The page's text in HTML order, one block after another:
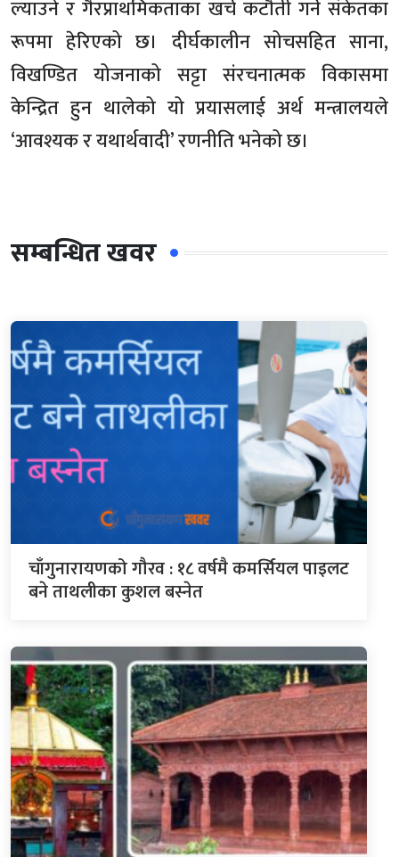
ल्याउने र गैरप्राथमिकताका खर्च कटौती गर्ने संकेतका
रूपमा हेरिएको छ। दीर्घकालीन सोचसहित साना,
विखण्डित योजनाको सट्टा संरचनात्मक विकासमा
केन्द्रित हुन थालेको यो प्रयासलाई अर्थ मन्त्रालयले
‘आवश्यक र यथार्थवादी’ रणनीति भनेको छ।
सम्बन्धित खवर
चाँगुनारायणको गौरव : १८ वर्षमै कमर्सियल पाइलट
बने ताथलीका कुशल बस्नेत